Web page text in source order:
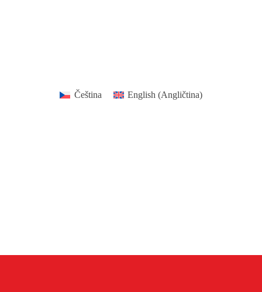
Čeština English (Angličtina)